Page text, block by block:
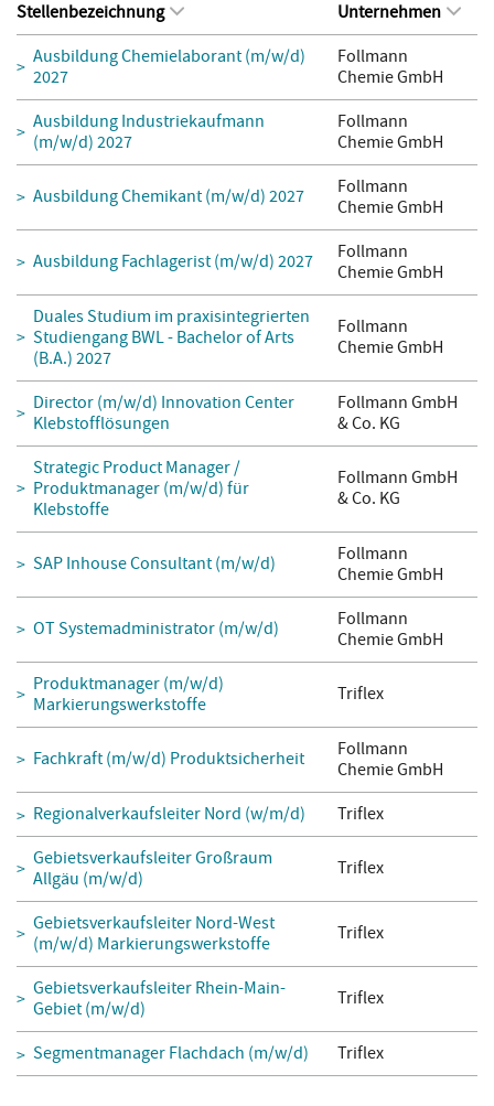
Stellenbezeichnung
Unternehmen
Ausbildung Chemielaborant (m/w/d)
2027
Follmann
Chemie GmbH
Ausbildung Industriekaufmann
(m/w/d) 2027
Follmann
Chemie GmbH
Ausbildung Chemikant (m/w/d) 2027
Follmann
Chemie GmbH
Ausbildung Fachlagerist (m/w/d) 2027
Follmann
Chemie GmbH
Duales Studium im praxisintegrierten
Studiengang BWL - Bachelor of Arts
(B.A.) 2027
Follmann
Chemie GmbH
Director (m/w/d) Innovation Center
Klebstofflösungen
Follmann GmbH
& Co. KG
Strategic Product Manager /
Produktmanager (m/w/d) für
Klebstoffe
Follmann GmbH
& Co. KG
SAP Inhouse Consultant (m/w/d)
Follmann
Chemie GmbH
OT Systemadministrator (m/w/d)
Follmann
Chemie GmbH
Produktmanager (m/w/d)
Markierungswerkstoffe
Triflex
Fachkraft (m/w/d) Produktsicherheit
Follmann
Chemie GmbH
Regionalverkaufsleiter Nord (w/m/d)
Triflex
Gebietsverkaufsleiter Großraum
Allgäu (m/w/d)
Triflex
Gebietsverkaufsleiter Nord-West
(m/w/d) Markierungswerkstoffe
Triflex
Gebietsverkaufsleiter Rhein-Main-
Gebiet (m/w/d)
Triflex
Segmentmanager Flachdach (m/w/d) Triflex